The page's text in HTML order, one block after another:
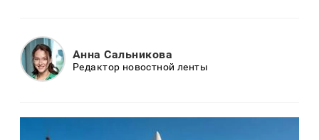
Анна Сальникова
Редактор новостной ленты